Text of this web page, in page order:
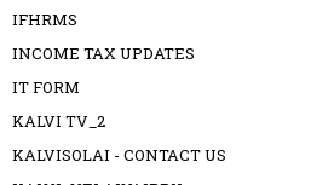
IFHRMS
INCOME TAX UPDATES
IT FORM
KALVI TV_2
KALVISOLAI - CONTACT US